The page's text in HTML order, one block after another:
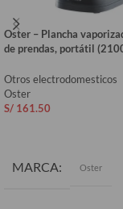
Oster – Plancha
de prendas, portátil
Otros electrodomesticos
Oster
S/ 161.50
MARCA Oster